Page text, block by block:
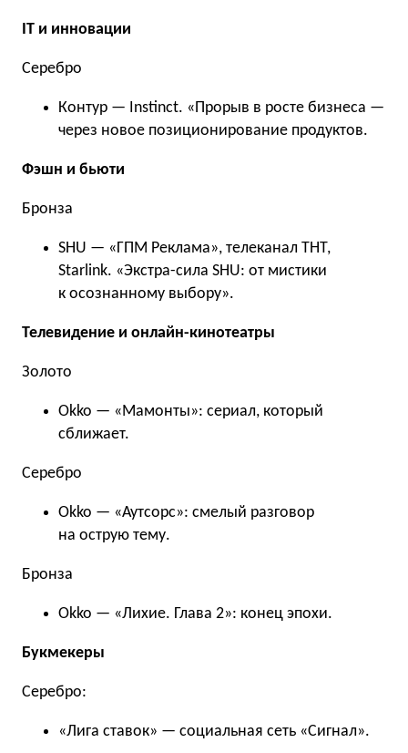
IT и инновации
Серебро
Контур — Instinct. «Прорыв в росте бизнеса —
через новое позиционирование продуктов.
Фэшн и бьюти
Бронза
SHU — «ГПМ Реклама», телеканал ТНТ,
Starlink. «Экстра-сила SHU: от мистики
к осознанному выбору».
Телевидение и онлайн-кинотеатры
Золото
Okko — «Мамонты»: сериал, который
сближает.
Серебро
Okko — «Аутсорс»: смелый разговор
на острую тему.
Бронза
Okko — «Лихие. Глава 2»: конец эпохи.
Букмекеры
Серебро:
«Лига ставок» — социальная сеть «Сигнал».